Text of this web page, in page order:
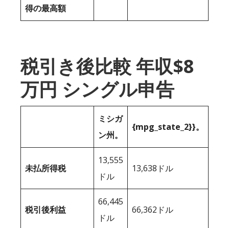
得の最高額
税引き後比較 年収$8
万円 シングル申告
ミシガ
ン州。
{mpg_state_2}}。
未払所得税
13,555
ドル
13,638ドル
税引後利益
66,445
ドル
66,362ドル